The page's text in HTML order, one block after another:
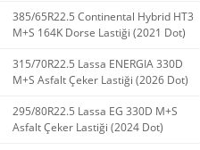
385/65R22.5 Continental Hybrid HT3
M+S 164K Dorse Lastiği (2021 Dot)
315/70R22.5 Lassa ENERGIA 330D
M+S Asfalt Çeker Lastiği (2026 Dot)
295/80R22.5 Lassa EG 330D M+S
Asfalt Çeker Lastiği (2024 Dot)